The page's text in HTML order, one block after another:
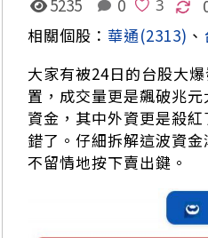
5235 0
相關個股： 華通(2313) 、
大家有被24日的台股大
置，成交量更是飆破兆
資金，其中外資更是殺
錯了。仔細拆解這波資
不留情地按下賣出鍵。